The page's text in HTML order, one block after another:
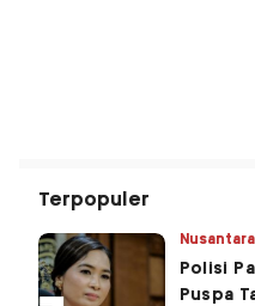
Terpopuler
Nusantara
Polisi
Puspa